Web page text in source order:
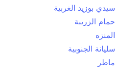
سيدي بوزيد الغربية
حمام الزريبة
المنزه
سليانة الجنوبية
ماطر